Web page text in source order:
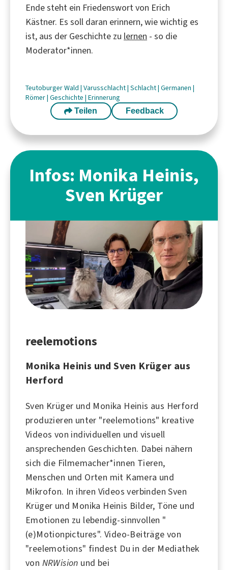
Ende steht ein Friedenswort von Erich
Kästner. Es soll daran erinnern, wie wichtig es
ist, aus der Geschichte zu lernen - so die
Moderator*innen.
Teutoburger Wald | Varusschlacht| Schlacht| Germanen |
Römer| Geschichte | Erinnerung
Teilen Feedback
Infos: Monika Heinis,
Sven Krüger
reelemotions
Monika Heinis und Sven Krüger aus
Herford
Sven Krüger und Monika Heinis aus Herford
produzieren unter "reelemotions" kreative
Videos von individuellen und visuell
ansprechenden Geschichten. Dabei nähern
sich die Filmemacher*innen Tieren,
Menschen und Orten mit Kamera und
Mikrofon. In ihren Videos verbinden Sven
Krüger und Monika Heinis Bilder, Töne und
Emotionen zu lebendig-sinnvollen "
(e)Motionpictures". Video-Beiträge von
"reelemotions" findest Du in der Mediathek
von NRWision und bei